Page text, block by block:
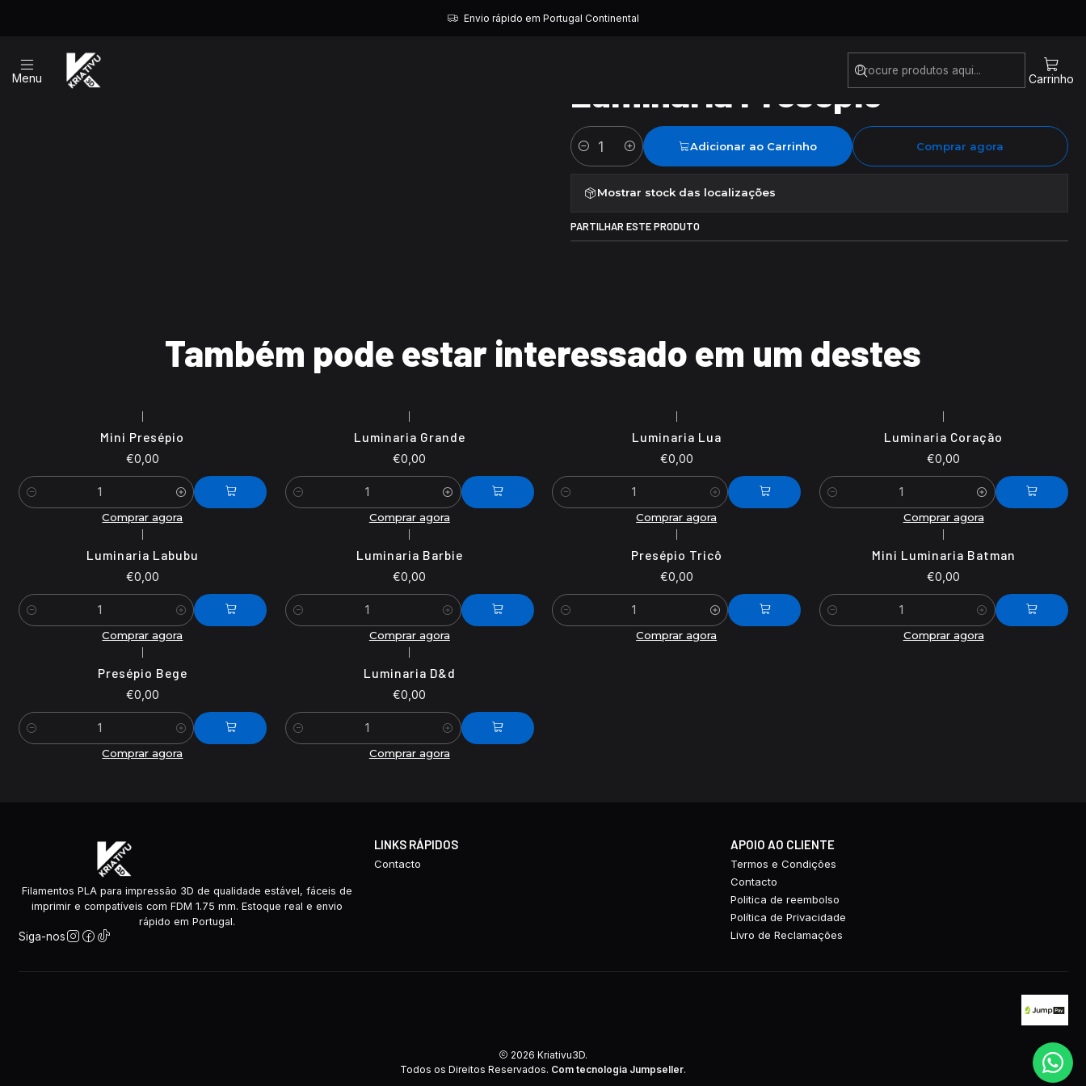
Menu Carrinho
Envio rápido em Portugal Continental
Início Luminaria Presépio
Luminaria Presépio
Quantidade
Adicionar ao Carrinho Comprar agora
Mostrar stock das localizações
PARTILHAR ESTE PRODUTO
Também pode estar interessado em um destes
Mini Presépio
€0,00
Quantidade
Comprar agora
Luminaria Grande
€0,00
Quantidade
Comprar agora
Luminaria Lua
€0,00
Quantidade
Comprar agora
Luminaria Coração
€0,00
Quantidade
Comprar agora
Luminaria Labubu
€0,00
Quantidade
Comprar agora
Luminaria Barbie
€0,00
Quantidade
Comprar agora
Presépio Tricô
€0,00
Quantidade
Comprar agora
Mini Luminaria Batman
€0,00
Quantidade
Comprar agora
Presépio Bege
€0,00
Quantidade
Comprar agora
Luminaria D&d
€0,00
Quantidade
Comprar agora
Filamentos PLA para impressão 3D de qualidade estável, fáceis de
imprimir e compatíveis com FDM 1.75 mm. Estoque real e envio
rápido em Portugal.
Siga-nos
LINKS RÁPIDOS
Contacto
APOIO AO CLIENTE
Termos e Condições
Contacto
Politica de reembolso
Política de Privacidade
Livro de Reclamações
2026 Kriativu3D.
Todos os Direitos Reservados. Com tecnologia Jumpseller.